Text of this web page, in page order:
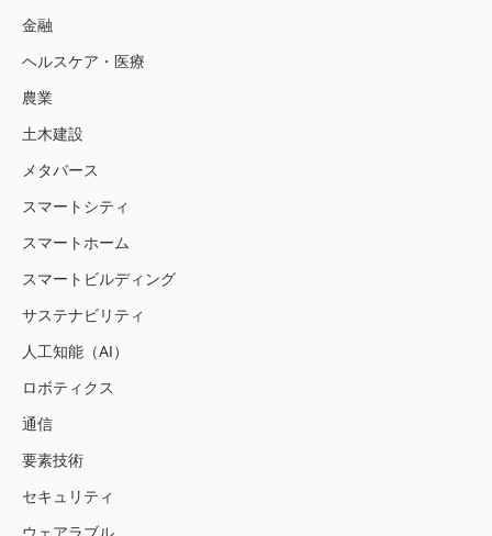
金融
ヘルスケア・医療
農業
土木建設
メタバース
スマートシティ
スマートホーム
スマートビルディング
サステナビリティ
人工知能（AI）
ロボティクス
通信
要素技術
セキュリティ
ウェアラブル